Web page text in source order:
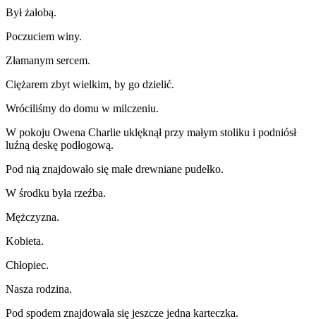
Był żałobą.
Poczuciem winy.
Złamanym sercem.
Ciężarem zbyt wielkim, by go dzielić.
Wróciliśmy do domu w milczeniu.
W pokoju Owena Charlie uklęknął przy małym stoliku i podniósł
luźną deskę podłogową.
Pod nią znajdowało się małe drewniane pudełko.
W środku była rzeźba.
Mężczyzna.
Kobieta.
Chłopiec.
Nasza rodzina.
Pod spodem znajdowała się jeszcze jedna karteczka.